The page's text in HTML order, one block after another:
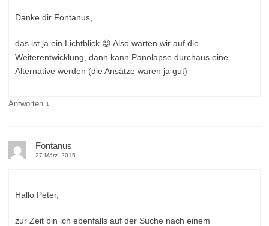
Danke dir Fontanus,
das ist ja ein Lichtblick 😉 Also warten wir auf die
Weiterentwicklung, dann kann Panolapse durchaus eine
Alternative werden (die Ansätze waren ja gut)
Antworten ↓
Fontanus
27.März. 2015
Hallo Peter,
zur Zeit bin ich ebenfalls auf der Suche nach einem